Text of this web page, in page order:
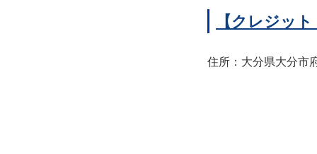
【クレジッ
住所：大分県大分市